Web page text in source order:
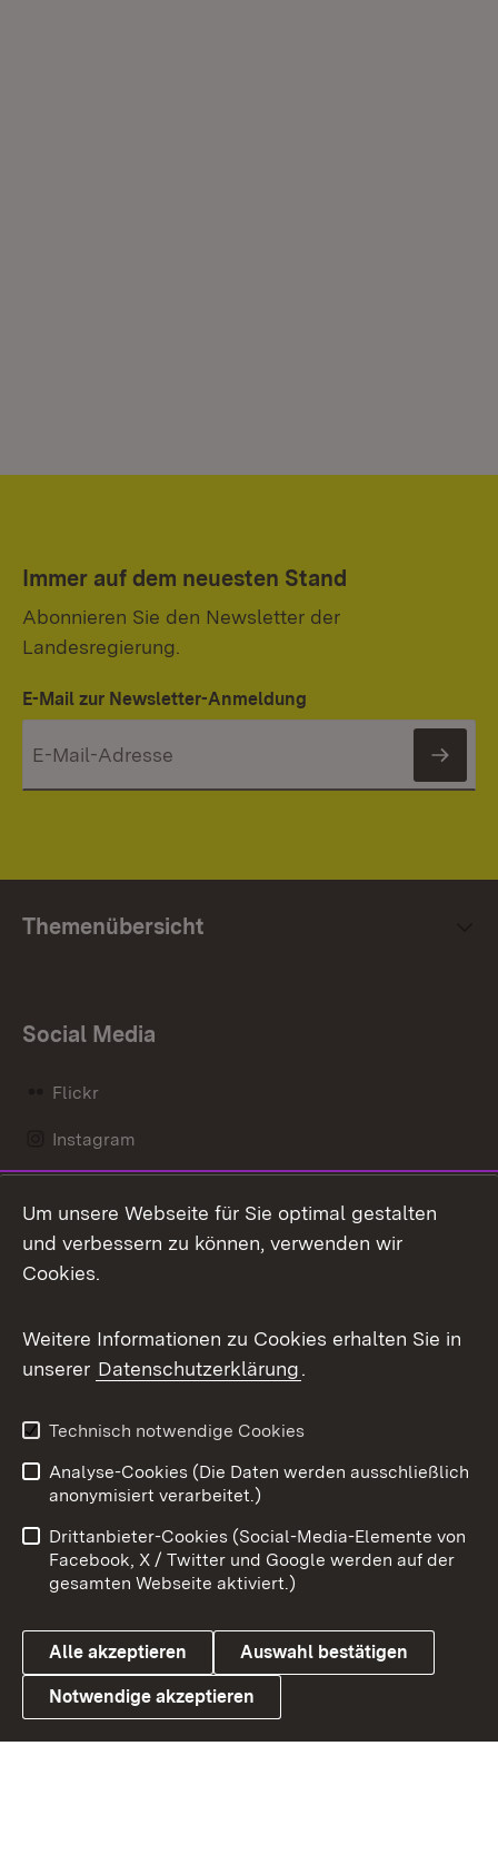
Immer auf dem neuesten Stand
Abonnieren Sie den Newsletter der
Landesregierung.
E-Mail zur Newsletter-Anmeldung
Themenübersicht
Social Media
Flickr
Instagram
Mastodon
Messenger
Social Wall
X / Twitter
Youtube
Link zum Landesportal
Benutzungshinweise
Barrierefreiheit
Datenschutz
Cookies
Um unsere Webseite für Sie optimal gestalten
und verbessern zu können, verwenden wir
Cookies.
Weitere Informationen zu Cookies erhalten Sie in
unserer Datenschutzerklärung.
Technisch notwendige Cookies
Analyse-Cookies (Die Daten werden ausschließlich
anonymisiert verarbeitet.)
Drittanbieter-Cookies (Social-Media-Elemente von
Facebook, X / Twitter und Google werden auf der
gesamten Webseite aktiviert.)
Alle akzeptieren Auswahl bestätigen
Notwendige akzeptieren